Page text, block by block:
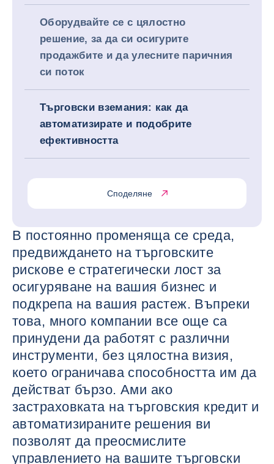
Оборудвайте се с цялостно
решение, за да си осигурите
продажбите и да улесните паричния
си поток
Търговски вземания: как да
автоматизирате и подобрите
ефективността
Споделяне
В постоянно променяща се среда,
предвиждането на търговските
рискове е стратегически лост за
осигуряване на вашия бизнес и
подкрепа на вашия растеж. Въпреки
това, много компании все още са
принудени да работят с различни
инструменти, без цялостна визия,
което ограничава способността им да
действат бързо. Ами ако
застраховката на търговския кредит и
автоматизираните решения ви
позволят да преосмислите
управлението на вашите търговски